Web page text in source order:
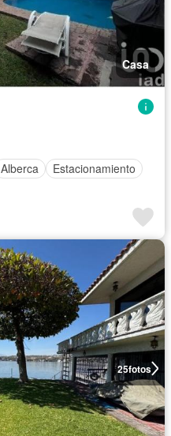
Casa
Alberca
Estacionamiento
25fotos